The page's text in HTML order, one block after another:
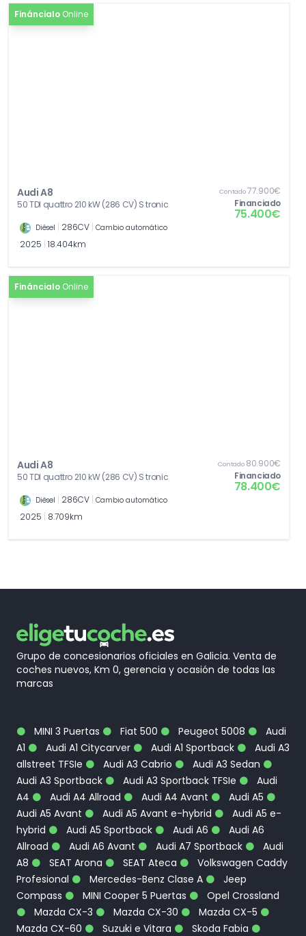
Fináncialo Online
Audi A8
50 TDI quattro 210 kW (286 CV) S tronic
Contado77.900€
Financiado
75.400€
Diésel 286CV Cambio automático
2025 18.404km
Fináncialo Online
Audi A8
50 TDI quattro 210 kW (286 CV) S tronic
Contado80.900€
Financiado
78.400€
Diésel 286CV Cambio automático
2025 8.709km
Grupo de concesionarios oficiales en Galicia. Venta de
coches nuevos, Km 0, gerencia y ocasión de todas las
marcas
MINI 3 Puertas Fiat 500 Peugeot 5008
Audi
A1
Audi A1 Citycarver Audi A1 Sportback
Audi A3
allstreet TFSIe
Audi A3 Cabrio
Audi A3 Sedan
Audi A3 Sportback
Audi A3 Sportback TFSIe
Audi
A4
Audi A4 Allroad Audi A4 Avant
Audi A5
Audi A5 Avant
Audi A5 Avant e-hybrid
Audi A5 e-
hybrid
Audi A5 Sportback Audi A6
Audi A6
Allroad
Audi A6 Avant Audi A7 Sportback
Audi
A8
SEAT Arona SEAT Ateca
Volkswagen Caddy
Profesional
Mercedes-Benz Clase A
Jeep
Compass
MINI Cooper 5 Puertas
Opel Crossland
Mazda CX-3
Mazda CX-30
Mazda CX-5
Mazda CX-60
Suzuki e Vitara
Skoda Fabia